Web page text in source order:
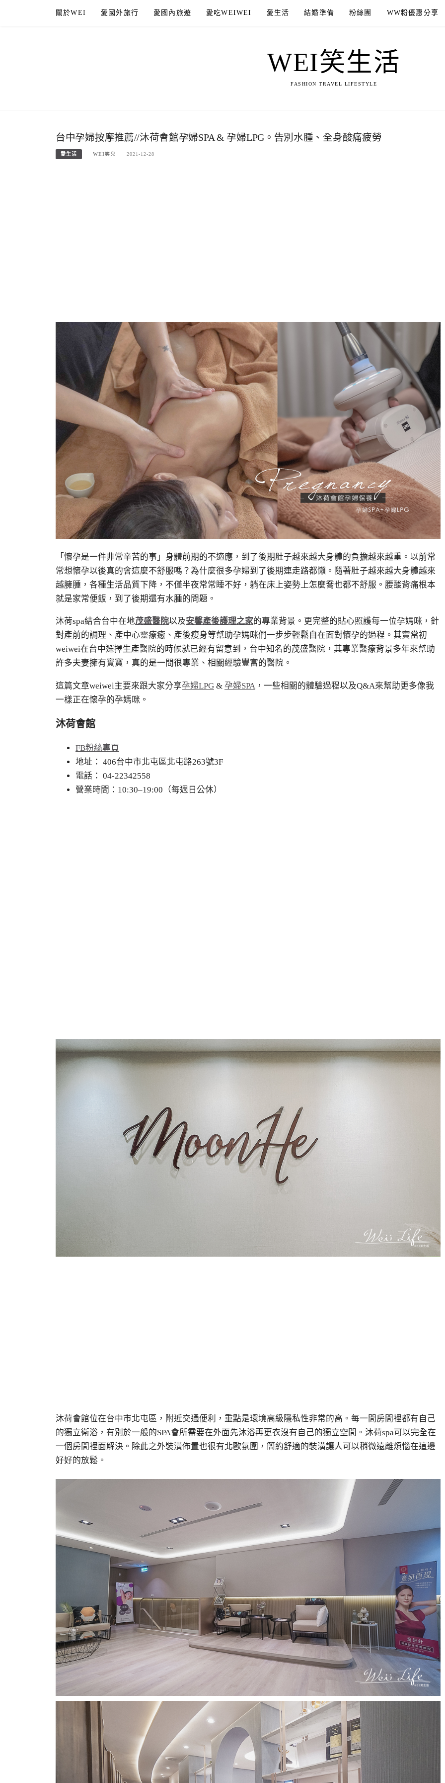
關於WEI 愛國外旅行 愛國內旅遊 愛吃WEIWEI 愛生活 結婚準備 粉絲團 WW粉優惠分享
WEI笑生活
FASHION TRAVEL LIFESTYLE
台中孕婦按摩推薦//沐荷會館孕婦SPA & 孕婦LPG。告別水腫、全身酸痛疲勞
愛生活 WEI笑兒 2021-12-28
「懷孕是一件非常辛苦的事」身體前期的不適應，到了後期肚子越來越大身體的負擔越來越重。以前常
常想懷孕以後真的會這麼不舒服嗎？為什麼很多孕婦到了後期連走路都懶。隨著肚子越來越大身體越來
越臃腫，各種生活品質下降，不僅半夜常常睡不好，躺在床上姿勢上怎麼喬也都不舒服。腰酸背痛根本
就是家常便飯，到了後期還有水腫的問題。
沐荷spa結合台中在地茂盛醫院以及安馨產後護理之家的專業背景。更完整的貼心照護每一位孕媽咪，針
對產前的調理、產中心靈療癒、產後瘦身等幫助孕媽咪們一步步輕鬆自在面對懷孕的過程。其實當初
weiwei在台中選擇生產醫院的時候就已經有留意到，台中知名的茂盛醫院，其專業醫療背景多年來幫助
許多夫妻擁有寶寶，真的是一間很專業、相關經驗豐富的醫院。
這篇文章weiwei主要來跟大家分享孕婦LPG & 孕婦SPA ，一些相關的體驗過程以及Q&A來幫助更多像我
一樣正在懷孕的孕媽咪。
沐荷會館
FB粉絲專頁
地址： 406台中市北屯區北屯路263號3F
電話： 04-22342558
營業時間：10:30–19:00（每週日公休）
沐荷會館位在台中市北屯區，附近交通便利，重點是環境高級隱私性非常的高。每一間房間裡都有自己
的獨立衛浴，有別於一般的SPA會所需要在外面先沐浴再更衣沒有自己的獨立空間。沐荷spa可以完全在
一個房間裡面解決。除此之外裝潢佈置也很有北歐氛圍，簡約舒適的裝潢讓人可以稍微遠離煩惱在這邊
好好的放鬆。